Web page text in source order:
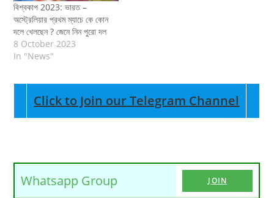
বিশ্বকাপ 2023: ভারত –
অস্ট্রেলিয়ার প্রথম ম্যাচে কে কোন
দলে খেলছেন ? জেনে নিন পুরো দল
8 October 2023
In "News"
Click to Join our Telegram Channel
Whatsapp Group JOIN